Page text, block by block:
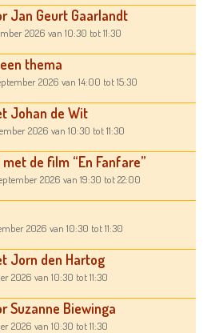
Jan Geurt Gaarlandt
2026 van 10:30 tot 11:30
thema
2026 van 14:00 tot 15:30
Johan de Wit
2026 van 10:30 tot 11:30
de film “En Fanfare”
2026 van 19:30 tot 22:00
2026 van 10:30 tot 11:30
Jorn den Hartog
2026 van 10:30 tot 11:30
Suzanne Biewinga
2026 van 10:30 tot 11:30